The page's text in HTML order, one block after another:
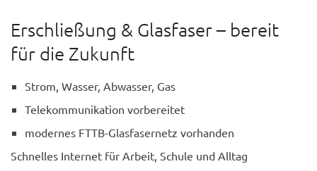
Erschließung & Glasfaser – bereit
für die Zukunft
Strom, Wasser, Abwasser, Gas
Telekommunikation vorbereitet
modernes FTTB-Glasfasernetz vorhanden
Schnelles Internet für Arbeit, Schule und Alltag